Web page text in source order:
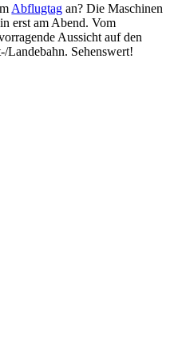
Abflugtag an? Die Maschinen
erst am Abend. Vom
Aussicht auf den
Landebahn. Sehenswert!